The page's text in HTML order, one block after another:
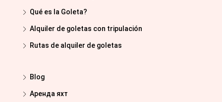
Qué es la Goleta?
Alquiler de goletas con tripulación
Rutas de alquiler de goletas
Blog
Аренда яхт